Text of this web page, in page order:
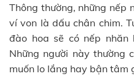
Thông thường, những nếp
ví von là dấu chân chim.
đào hoa sẽ có nếp nhăn
Những người này thường
muốn lo lắng hay bận tâm